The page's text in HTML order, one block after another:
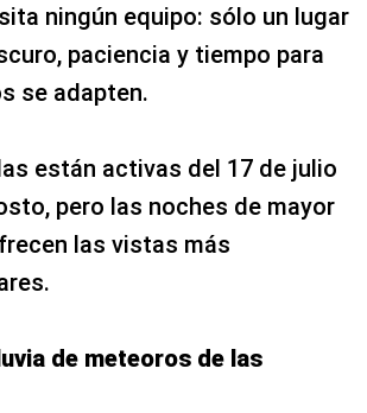
ningún equipo: sólo un lugar
paciencia y tiempo para
se adapten.
están activas del 17 de julio
pero las noches de mayor
las vistas más
de meteoros de las